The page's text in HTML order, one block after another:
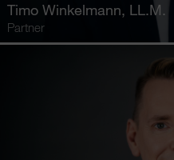
Timo Winkelmann, LL.M.
Partner